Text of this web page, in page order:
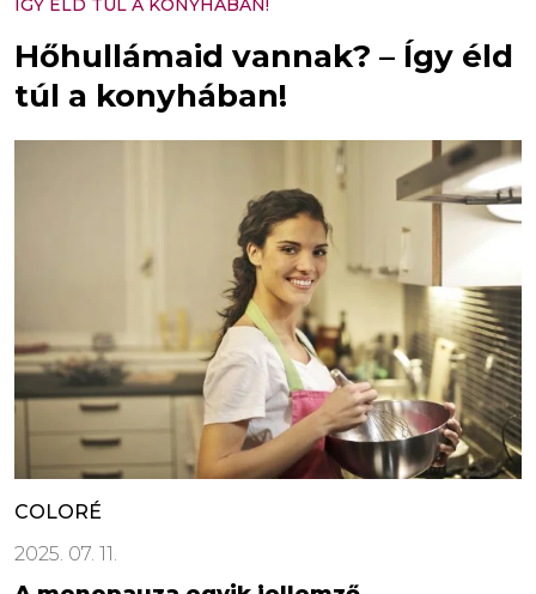
ÍGY ÉLD TÚL A KONYHÁBAN!
Hőhullámaid vannak? – Így éld
túl a konyhában!
COLORÉ
2025. 07. 11.